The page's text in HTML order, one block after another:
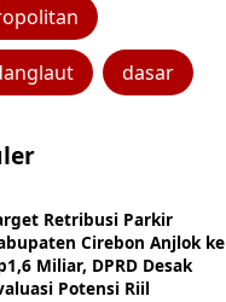
dasar
Retribusi Parkir
Cirebon Anjlok ke
Miliar, DPRD Desak
Potensi Riil